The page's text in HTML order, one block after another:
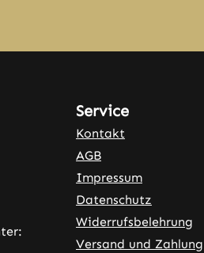
Service
Kontakt
AGB
Impressum
Datenschutz
Widerrufsbelehrung
Versand und Zahlung